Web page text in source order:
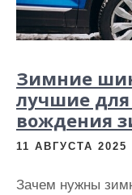
Зимние
лучшие для
вождения
11 АВГУСТА 2025
Зачем нужны